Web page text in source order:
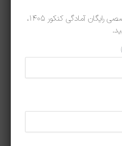
تحلیل‌گر لجستیک، تحلیل‌گر
زنجیره تامین، مدیر
لجستیک و توزیع، کارشناس
جهت دریافت مشاوره تخصصی رایگان آمادگی کنکور 1405،